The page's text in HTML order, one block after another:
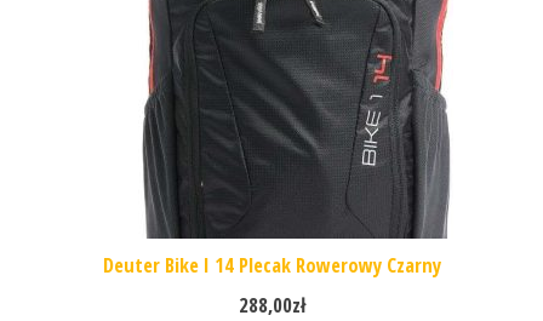
Deuter Bike I 14 Plecak Rowerowy Czarny
288,00zł